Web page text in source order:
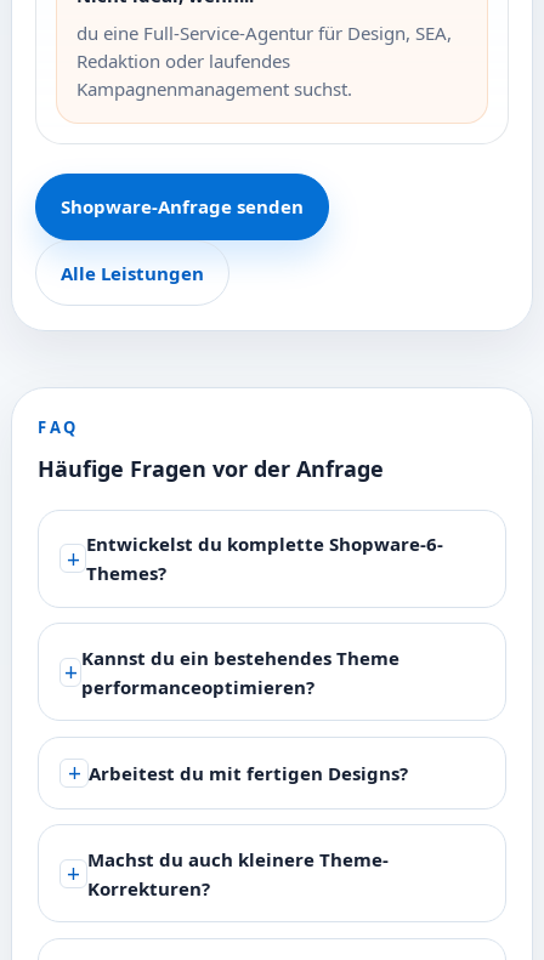
du eine Full-Service-Agentur für Design, SEA,
Redaktion oder laufendes
Kampagnenmanagement suchst.
Shopware-Anfrage senden
Alle Leistungen
FAQ
Häufige Fragen vor der Anfrage
Entwickelst du komplette Shopware-6-
Themes?
Kannst du ein bestehendes Theme
performanceoptimieren?
Arbeitest du mit fertigen Designs?
Machst du auch kleinere Theme-
Korrekturen?